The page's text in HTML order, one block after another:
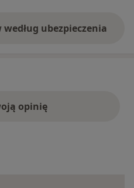
ubezpieczenia
opinię